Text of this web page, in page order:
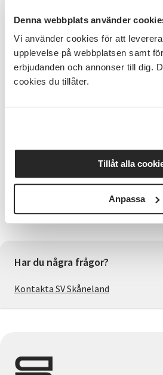
Denna webbplats använder
Vi använder cookies för att
upplevelse på webbplatsen samt
erbjudanden och annonser till dig.
cookies du tillåter.
Tillåt alla
Anpassa
hårt!
En föreläsning som inte bör
tankar men också hopp om att
bra.
samarbete med
Anmälningsinformation
Vid frågor kontakta
eller 073-393 06 62.
Har du några frågor?
Kontakta SV Skåneland